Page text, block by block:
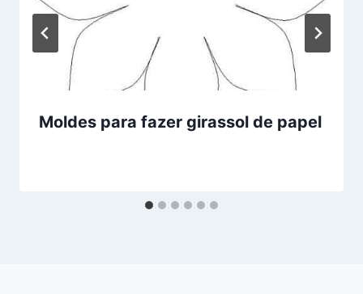
Moldes para fazer girassol de papel